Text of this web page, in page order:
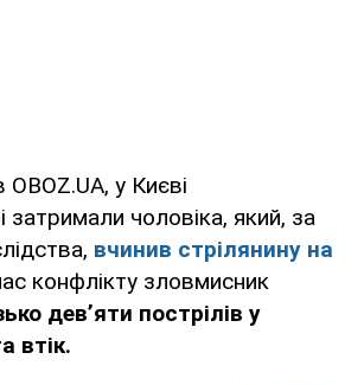
у Києві
затримали чоловіка, який, за
вчинив стрілянину на
конфлікту зловмисник
дев’яти пострілів у
втік.